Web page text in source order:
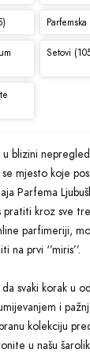
Setovi
blizini
mjesto koje
Parfema
pratiti kroz sve
parfimeriji,
prvi ‘’miris’’.
svaki korak u
i
kolekciju
u našu